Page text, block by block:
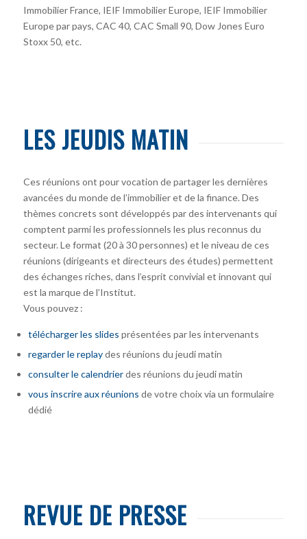
Immobilier France, IEIF Immobilier Europe, IEIF Immobilier
Europe par pays, CAC 40, CAC Small 90, Dow Jones Euro
Stoxx 50, etc.
LES JEUDIS MATIN
Ces réunions ont pour vocation de partager les dernières
avancées du monde de l’immobilier et de la finance. Des
thèmes concrets sont développés par des intervenants qui
comptent parmi les professionnels les plus reconnus du
secteur. Le format (20 à 30 personnes) et le niveau de ces
réunions (dirigeants et directeurs des études) permettent
des échanges riches, dans l’esprit convivial et innovant qui
est la marque de l’Institut.
Vous pouvez :
télécharger les slides présentées par les intervenants
regarder le replaydes réunions du jeudi matin
consulter le calendrierdes réunions du jeudi matin
vous inscrire aux réunions de votre choix via un formulaire
dédié
REVUE DE PRESSE